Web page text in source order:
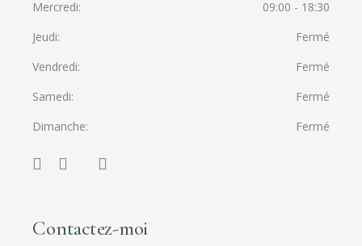
Contactez-moi
Mercredi
09:00 - 18:30
Jeudi
Fermé
Vendredi
Fermé
Samedi
Fermé
Dimanche
Fermé